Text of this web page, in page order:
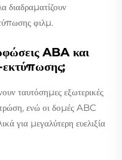
διαδραματίζουν
φιλμ.
ABA και
εκτύπωσης;
ταυτόσημες εξωτερικές
ενώ οι δομές ABC
για μεγαλύτερη ευελιξία